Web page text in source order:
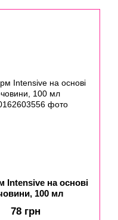
Intensive на основі
100 мл
78 грн